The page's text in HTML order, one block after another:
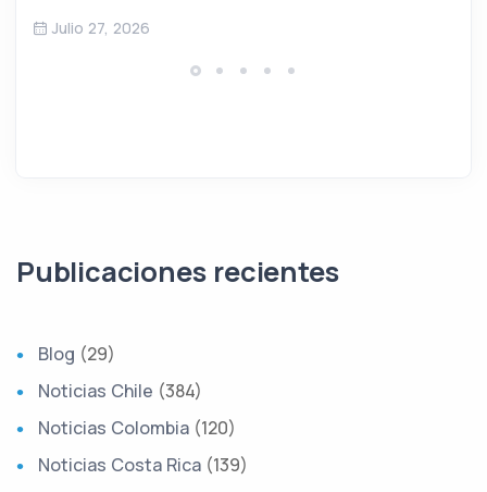
Julio 27, 2026
Publicaciones recientes
Blog (29)
Noticias Chile (384)
Noticias Colombia (120)
Noticias Costa Rica (139)